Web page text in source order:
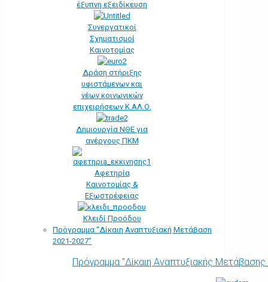
έξυπνη εξειδίκευση
Συνεργατικοί
Σχηματισμοί
Καινοτομίας
Δράση στήριξης
υφιστάμενων και
νέων κοινωνικών
επιχειρήσεων Κ.ΑΛ.Ο.
Δημιουργία ΝΘΕ για
ανέργους ΠΚΜ
Αφετηρία
Kαινοτομίας &
Εξωστρέφειας
Κλειδί Προόδου
Πρόγραμμα “Δίκαιη Αναπτυξιακή Μετάβαση
2021-2027”
Πρόγραμμα "Δίκαιη Αναπτυξιακής